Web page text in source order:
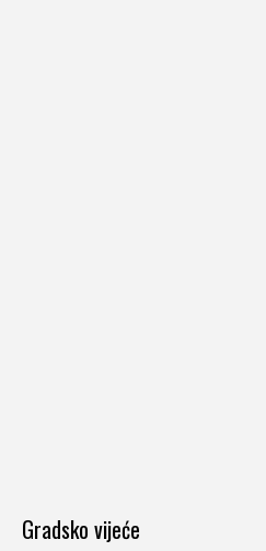
Gradsko vijeće